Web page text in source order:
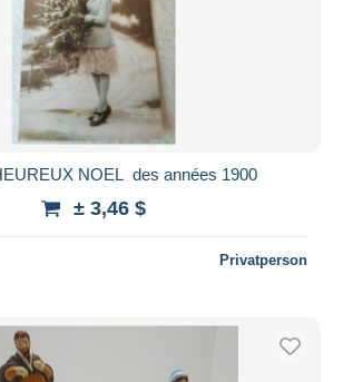
NOEL des années 1900
± 3,46 $
Privatperson